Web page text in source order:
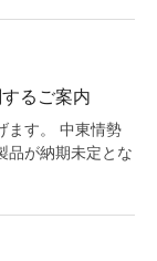
るご案内
ます。 中東情勢
品が納期未定とな